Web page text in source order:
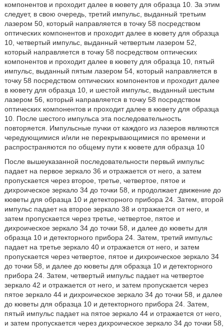
компонентов и проходит далее в кювету для образца 10. За этим
следует, в свою очередь, третий импульс, выданный третьим
лазером 50, который направляется в точку 58 посредством
оптических компонентов и проходит далее в кювету для образца
10, четвертый импульс, выданный четвертым лазером 52,
который направляется в точку 58 посредством оптических
компонентов и проходит далее в кювету для образца 10, пятый
импульс, выданный пятым лазером 54, который направляется в
точку 58 посредством оптических компонентов и проходит далее
в кювету для образца 10, и шестой импульс, выданный шестым
лазером 56, который направляется в точку 58 посредством
оптических компонентов и проходит далее в кювету для образца
10. После шестого импульса эта последовательность
повторяется. Импульсные пучки от каждого из лазеров являются
чередующимися и/или не перекрывающимися по времени и
распространяются по общему пути к кювете для образца 10
После вышеуказанной последовательности первый импульс
падает на первое зеркало 36 и отражается от него, а затем
пропускается через второе, третье, четвертое, пятое и
дихроическое зеркало 34 до точки 58, и продолжает движение до
кюветы для образца 10 и детекторного прибора 24. Затем, второй
импульс падает на второе зеркало 38 и отражается от него, и
затем пропускается через третье, четвертое, пятое и
дихроическое зеркало 34 до точки 58, и далее до кюветы для
образца 10 и детекторного прибора 24. Затем, третий импульс
падает на третье зеркало 40 и отражается от него, и затем
пропускается через четвертое, пятое и дихроическое зеркало 34
до точки 58, и далее до кюветы для образца 10 и детекторного
прибора 24. Затем, четвертый импульс падает на четвертое
зеркало 42 и отражается от него, и затем пропускается через
пятое зеркало 44 и дихроическое зеркало 34 до точки 58, и далее
до кюветы для образца 10 и детекторного прибора 24. Затем,
пятый импульс падает на пятое зеркало 44 и отражается от него,
и затем пропускается через дихроическое зеркало 34 до точки 58,